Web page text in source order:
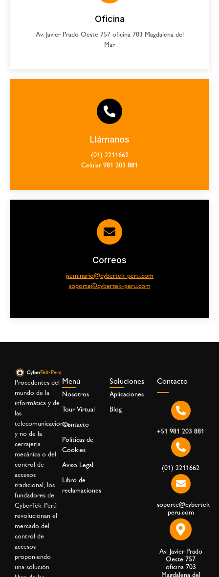
Oficina
Av. Javier Prado Oeste 757 oficina 703 Magdalena del
Mar
Llámanos
(01) 2211662
Celular 981 203 881
Correos
jseminario@cybertek-peru.com
soporte@cybertek-peru.com
Procedentes del
mundo de la
informática y de
las
telecomunicaciones,
y no de la
cerrajería
mecánica o del
control de
accesos
tradicional, los
fundadores de
CyberTek-Perú
revolucionan el
mercado del
control de
accesos
proponiendo
una solución
Menú
Nosotros
Tour Virtual
Contacto
Políticas de
Cookies
Aviso Legal
Libro de
reclamaciones
Soluciones
Aplicaciones
Blog
Contacto
+51 981 203 881
(01) 2211662
soporte@cybertek-
peru.com
Av. Javier Prado
Oeste 757
oficina 703
Magdalena del